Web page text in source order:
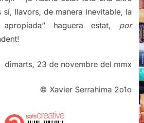
llavors, de manera inevitable, la
apropiada” haguera estat, por
dimarts, 23 de novembre del mmx
© Xavier Serrahima 2o1o